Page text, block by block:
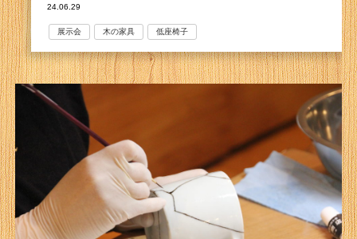
24.06.29
展示会 木の家具 低座椅子